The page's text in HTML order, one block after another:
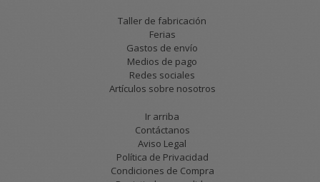
Taller de fabricación
Ferias
Gastos de envío
Medios de pago
Redes sociales
Artículos sobre nosotros
Ir arriba
Contáctanos
Aviso Legal
Política de Privacidad
Condiciones de Compra